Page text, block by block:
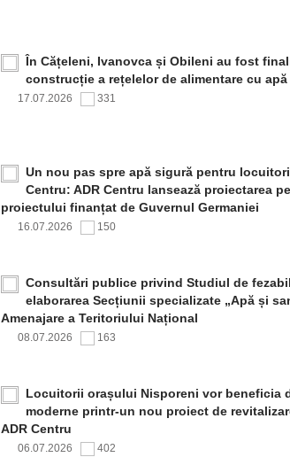
În Cățeleni, Ivanovca și Obileni au fost
construcție a rețelelor de alimentare cu apă
17.07.2026 331
Un nou pas spre apă sigură pentru
Centru: ADR Centru lansează proiectarea
proiectului finanțat de Guvernul Germaniei
16.07.2026 150
Consultări publice privind Studiul de
elaborarea Secțiunii specializate „Apă și
Amenajare a Teritoriului Național
08.07.2026 163
Locuitorii orașului Nisporeni vor beneficia
moderne printr-un nou proiect de
ADR Centru
06.07.2026 402